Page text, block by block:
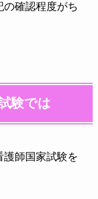
確認程度がち
験では
護師国家試験を